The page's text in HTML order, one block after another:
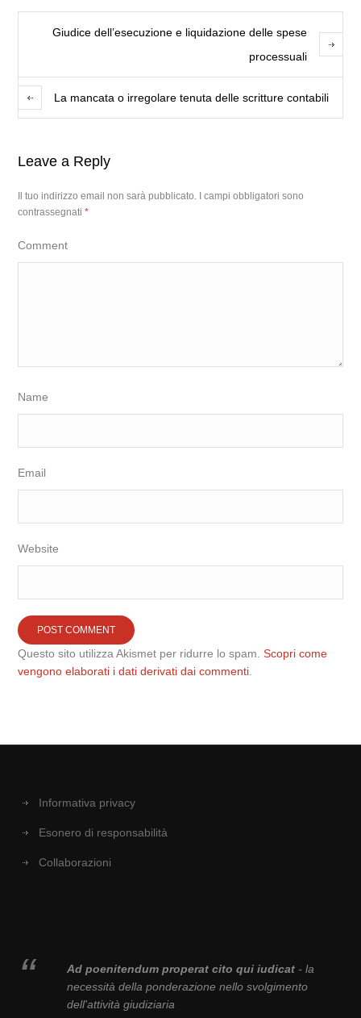
Giudice dell’esecuzione e liquidazione delle spese
processuali
La mancata o irregolare tenuta delle scritture contabili
Leave a Reply
Il tuo indirizzo email non sarà pubblicato.
I campi obbligatori sono
contrassegnati*
Comment
Name
Email
Website
Questo sito utilizza Akismet per ridurre lo spam.Scopri come
vengono elaborati i dati derivati dai commenti
Informativa privacy
Esonero di responsabilità
Collaborazioni
Ad poenitendum properat cito qui iudicat- la
necessità della ponderazione nello svolgimento
dell'attività giudiziaria